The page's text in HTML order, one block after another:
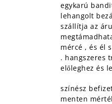
egykarú
lehangolt
szállítja az
mércé , és él
. hangszeres
előleghez és
színész
menten